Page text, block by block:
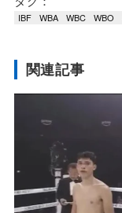
IBF WBA WBC WBO
関連記事